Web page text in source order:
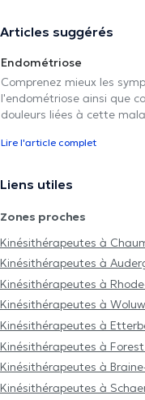
Articles suggérés
Endométriose
Comprenez mieux les
l'endométriose ainsi que
douleurs liées à cette
Lire l'article complet
Liens utiles
Zones proches
Kinésithérapeutes à
Kinésithérapeutes à
Kinésithérapeutes à
Kinésithérapeutes à
Kinésithérapeutes à
Kinésithérapeutes à Forest
Kinésithérapeutes à
Kinésithérapeutes à